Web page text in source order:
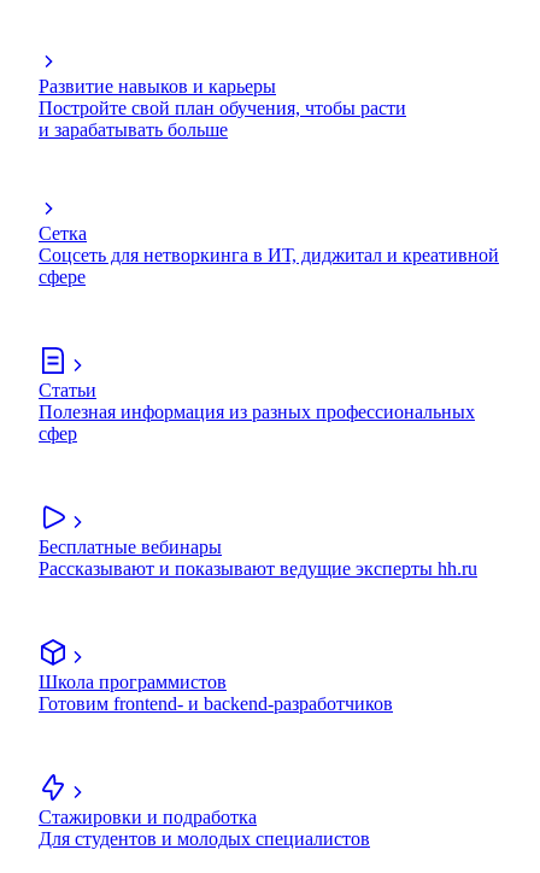
Развитие навыков и карьеры
Постройте свой план обучения, чтобы расти
и зарабатывать больше
Сетка
Соцсеть для нетворкинга в ИТ, диджитал и креативной
сфере
Статьи
Полезная информация из разных профессиональных
сфер
Бесплатные вебинары
Рассказывают и показывают ведущие эксперты hh.ru
Школа программистов
Готовим frontend- и backend-разработчиков
Стажировки и подработка
Для студентов и молодых специалистов